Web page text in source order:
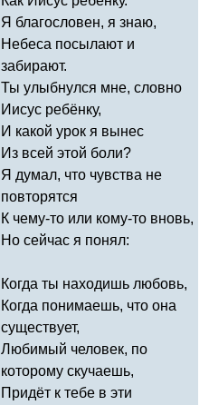
Я благословен, я знаю,
Небеса посылают и
забирают.
Ты улыбнулся мне, словно
Иисус ребёнку,
И какой урок я вынес
Из всей этой боли?
Я думал, что чувства не
повторятся
К чему-то или кому-то вновь,
Но сейчас я понял:
Когда ты находишь любовь,
Когда понимаешь, что она
существует,
Любимый человек, по
которому скучаешь,
Придёт к тебе в эти